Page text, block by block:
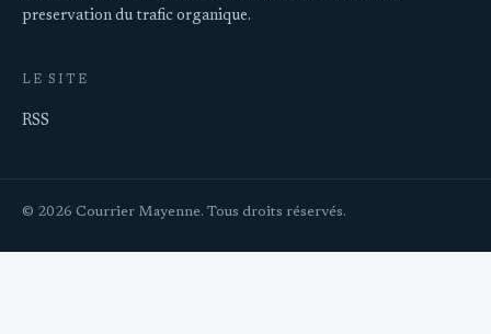
preservation du trafic organique.
LE SITE
RSS
© 2026 Courrier Mayenne. Tous droits réservés.